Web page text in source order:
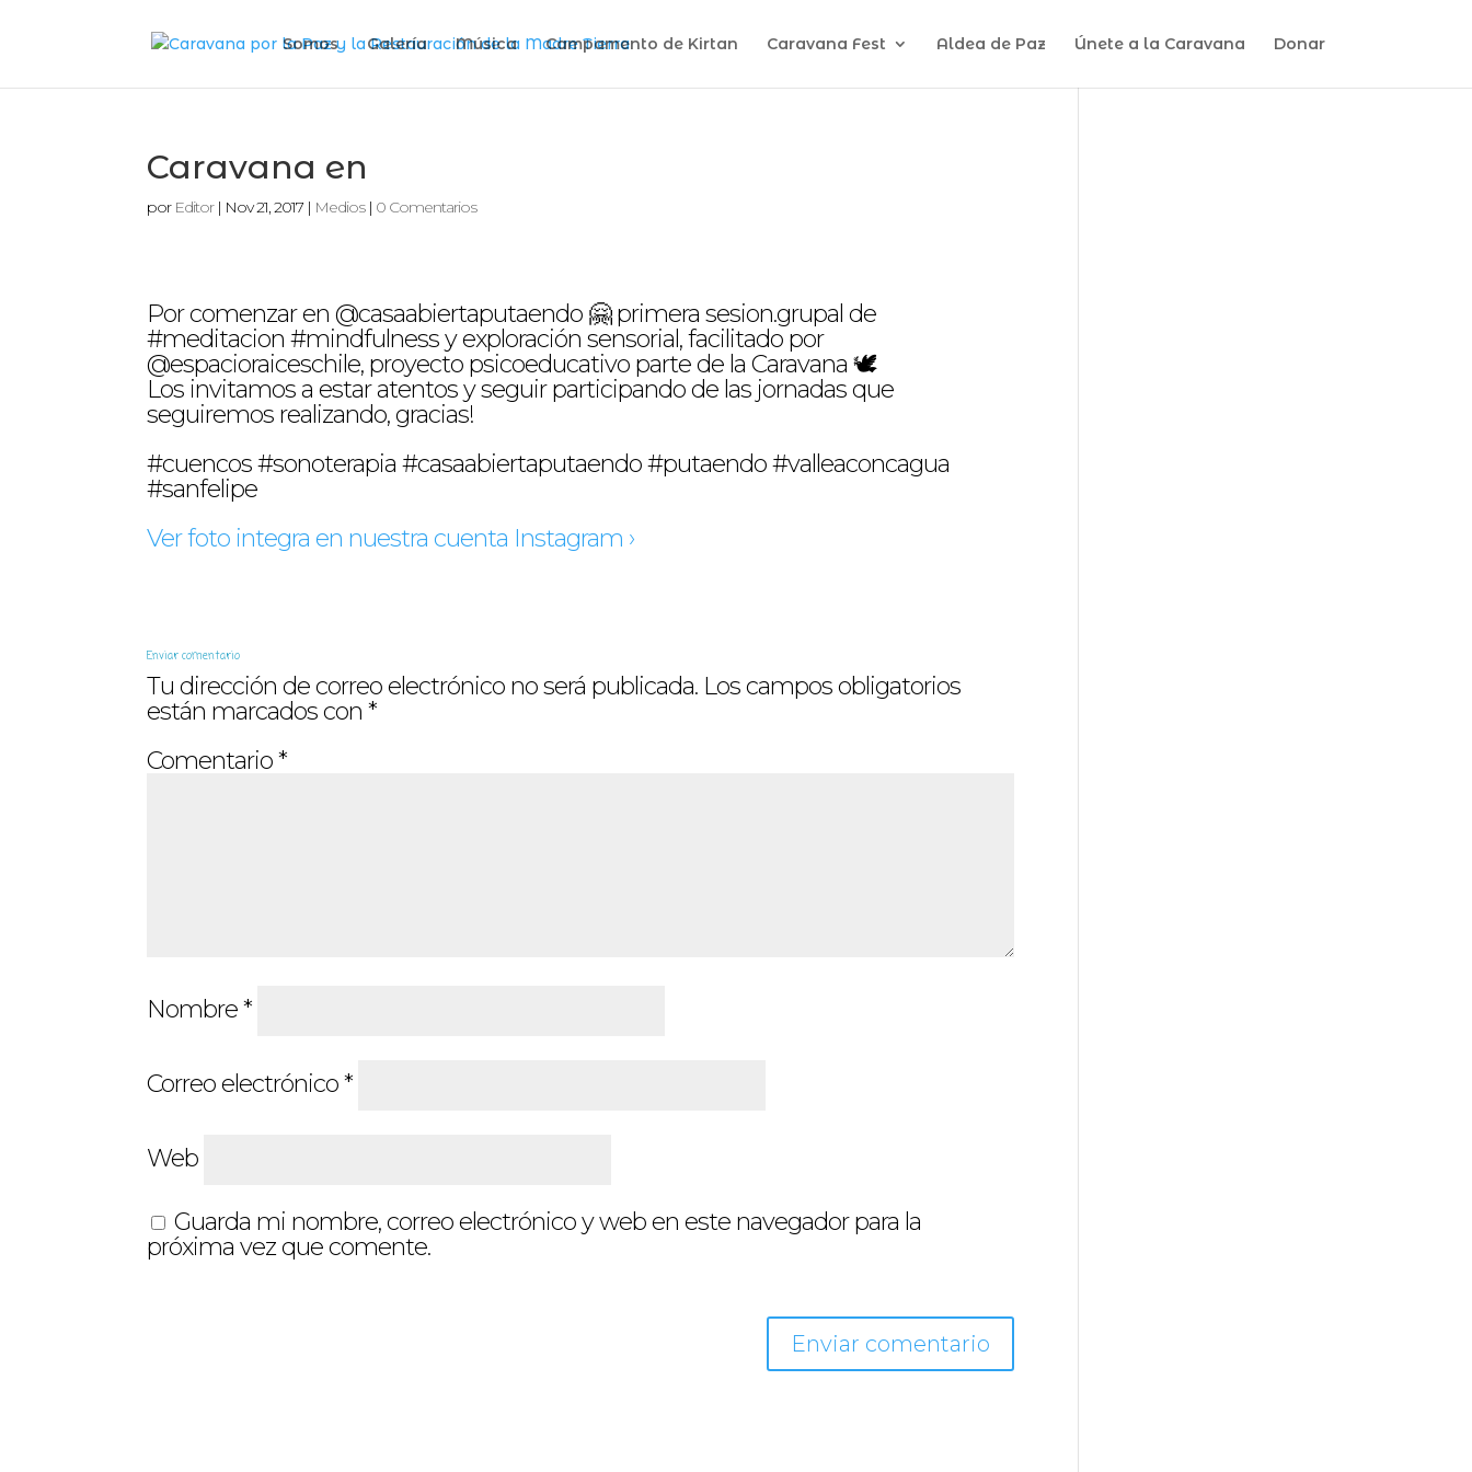
Somos Galería Música Campamento de Kirtan Caravana Fest Aldea de Paz Únete a la Caravana Donar
Caravana en
por Editor| Nov 21, 2017 | Medios| 0 Comentarios
Por comenzar en @casaabiertaputaendo 🤗 primera sesion.grupal de
#meditacion #mindfulness y exploración sensorial, facilitado por
@espacioraiceschile, proyecto psicoeducativo parte de la Caravana 🕊
Los invitamos a estar atentos y seguir participando de las jornadas que
seguiremos realizando, gracias!
#cuencos #sonoterapia #casaabiertaputaendo #putaendo #valleaconcagua
#sanfelipe
Ver foto integra en nuestra cuenta Instagram ›
Enviar comentario
Tu dirección de correo electrónico no será publicada. Los campos obligatorios
están marcados con*
Comentario*
Nombre*
Correo electrónico*
Web
Guarda mi nombre, correo electrónico y web en este navegador para la
próxima vez que comente.